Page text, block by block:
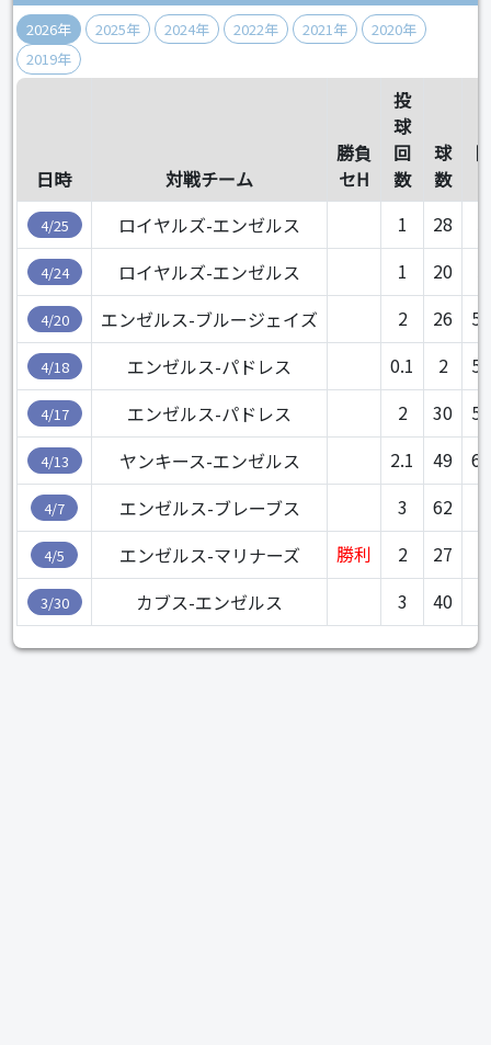
2026年 2025年 2024年 2022年 2021年
2020年
2019年
日時 対戦チーム
勝負
セH
投
球
回
数
球
数
4/25 ロイヤルズ-エンゼルス 1 28
4/24 ロイヤルズ-エンゼルス 1 20
4/20 エンゼルス-ブルージェイズ 2 26
4/18 エンゼルス-パドレス 0.1 2
4/17 エンゼルス-パドレス 2 30
4/13 ヤンキース-エンゼルス 2.1 49
4/7 エンゼルス-ブレーブス 3 62
4/5 エンゼルス-マリナーズ 勝利 2 27
3/30 カブス-エンゼルス 3 40